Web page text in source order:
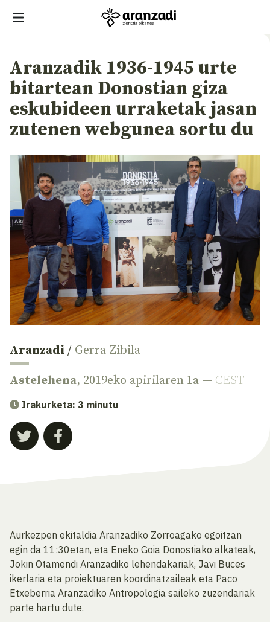
Aranzadik 1936-1945 urte
bitartean Donostian giza
eskubideen urraketak jasan
zutenen webgunea sortu du
Aranzadi / Gerra Zibila
Astelehena, 2019eko apirilaren 1a — CEST
Irakurketa: 3 minutu
Aurkezpen ekitaldia Aranzadiko Zorroagako egoitzan
egin da 11:30etan, eta Eneko Goia Donostiako alkateak,
Jokin Otamendi Aranzadiko lehendakariak, Javi Buces
ikerlaria eta proiektuaren koordinatzaileak eta Paco
Etxeberria Aranzadiko Antropologia saileko zuzendariak
parte hartu dute.